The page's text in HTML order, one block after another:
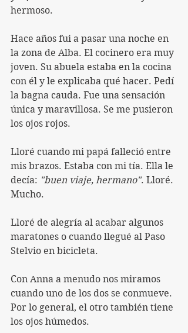
hermoso.
Hace años fui a pasar una noche en
la zona de Alba. El cocinero era muy
joven. Su abuela estaba en la cocina
con él y le explicaba qué hacer. Pedí
la bagna cauda. Fue una sensación
única y maravillosa. Se me pusieron
los ojos rojos.
Lloré cuando mi papá falleció entre
mis brazos. Estaba con mi tía. Ella le
decía: "buen viaje, hermano". Lloré.
Mucho.
Lloré de alegría al acabar algunos
maratones o cuando llegué al Paso
Stelvio en bicicleta.
Con Anna a menudo nos miramos
cuando uno de los dos se conmueve.
Por lo general, el otro también tiene
los ojos húmedos.